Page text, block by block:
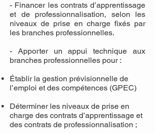
- Financer les contrats d’apprentissage
et de professionnalisation, selon les
niveaux de prise en charge fixés par
les branches professionnelles.
- Apporter un appui technique aux
branches professionnelles pour :
Établir la gestion prévisionnelle de
l’emploi et des compétences (GPEC)
Déterminer les niveaux de prise en
charge des contrats d’apprentissage et
des contrats de professionnalisation ;